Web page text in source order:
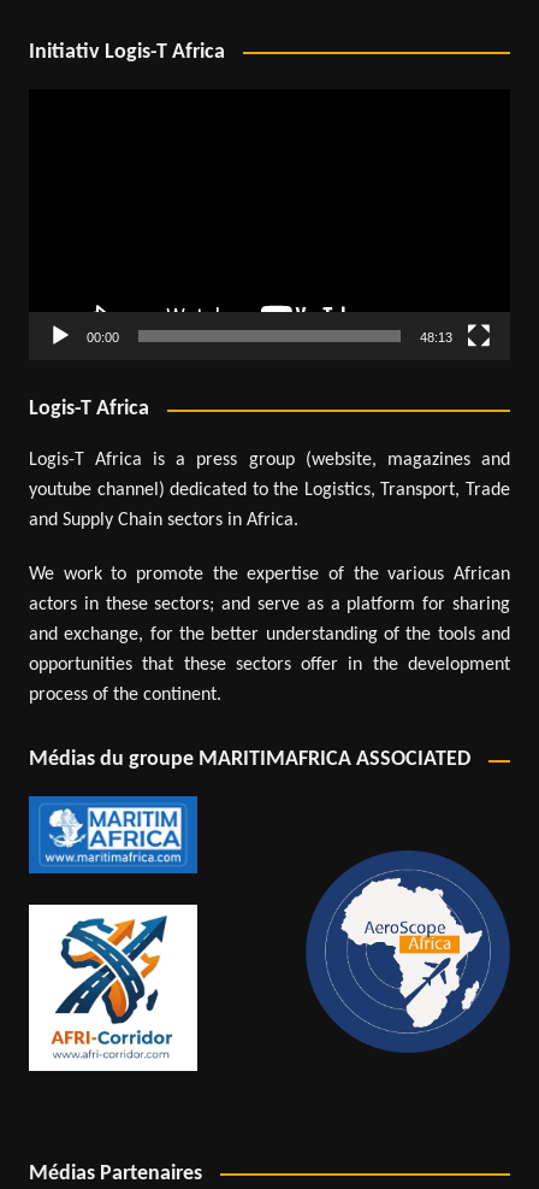
Initiativ Logis-T Africa
00:00 48:13
Logis-T Africa
Logis-T Africa is a press group (website, magazines and
youtube channel) dedicated to the Logistics, Transport, Trade
and Supply Chain sectors in Africa.
We work to promote the expertise of the various African
actors in these sectors; and serve as a platform for sharing
and exchange, for the better understanding of the tools and
opportunities that these sectors offer in the development
process of the continent.
Médias du groupe MARITIMAFRICA ASSOCIATED
Médias Partenaires